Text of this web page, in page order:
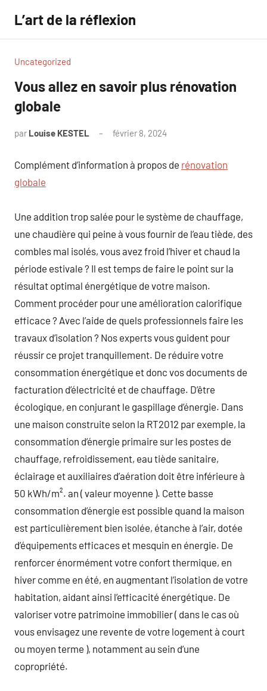
contenu
L’art de la réflexion
Uncategorized
Vous allez en savoir plus rénovation
globale
par Louise KESTEL février 8, 2024
Complément d’information à propos de rénovation
globale
Une addition trop salée pour le système de chauffage,
une chaudière qui peine à vous fournir de l’eau tiède, des
combles mal isolés, vous avez froid l’hiver et chaud la
période estivale ? Il est temps de faire le point sur la
résultat optimal énergétique de votre maison.
Comment procéder pour une amélioration calorifique
efficace ? Avec l’aide de quels professionnels faire les
travaux d’isolation ? Nos experts vous guident pour
réussir ce projet tranquillement. De réduire votre
consommation énergétique et donc vos documents de
facturation d’électricité et de chauffage. D’être
écologique, en conjurant le gaspillage d’énergie. Dans
une maison construite selon la RT2012 par exemple, la
consommation d’énergie primaire sur les postes de
chauffage, refroidissement, eau tiède sanitaire,
éclairage et auxiliaires d’aération doit être inférieure à
50 kWh/m². an ( valeur moyenne ). Cette basse
consommation d’énergie est possible quand la maison
est particulièrement bien isolée, étanche à l’air, dotée
d’équipements efficaces et mesquin en énergie. De
renforcer énormément votre confort thermique, en
hiver comme en été, en augmentant l’isolation de votre
habitation, aidant ainsi l’efficacité énergétique. De
valoriser votre patrimoine immobilier ( dans le cas où
vous envisagez une revente de votre logement à court
ou moyen terme ), notamment au sein d’une
copropriété.